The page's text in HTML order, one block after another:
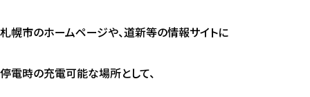
札幌市のホームページや、道新等の情報サイトに
停電時の充電可能な場所として、